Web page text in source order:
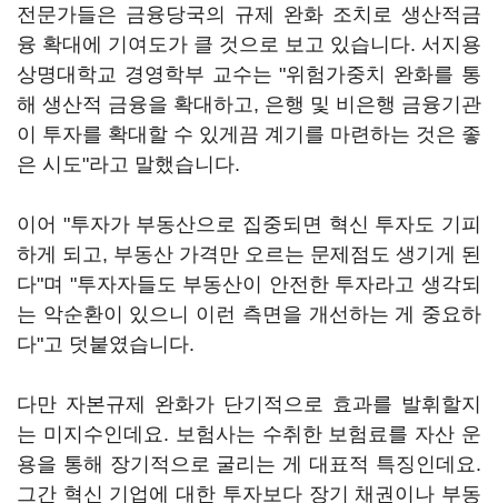
전문가들은 금융당국의 규제 완화 조치로 생산적금
융 확대에 기여도가 클 것으로 보고 있습니다. 서지용
상명대학교 경영학부 교수는 "위험가중치 완화를 통
해 생산적 금융을 확대하고, 은행 및 비은행 금융기관
이 투자를 확대할 수 있게끔 계기를 마련하는 것은 좋
은 시도"라고 말했습니다.
이어 "투자가 부동산으로 집중되면 혁신 투자도 기피
하게 되고, 부동산 가격만 오르는 문제점도 생기게 된
다"며 "투자자들도 부동산이 안전한 투자라고 생각되
는 악순환이 있으니 이런 측면을 개선하는 게 중요하
다"고 덧붙였습니다.
다만 자본규제 완화가 단기적으로 효과를 발휘할지
는 미지수인데요. 보험사는 수취한 보험료를 자산 운
용을 통해 장기적으로 굴리는 게 대표적 특징인데요.
그간 혁신 기업에 대한 투자보다 장기 채권이나 부동